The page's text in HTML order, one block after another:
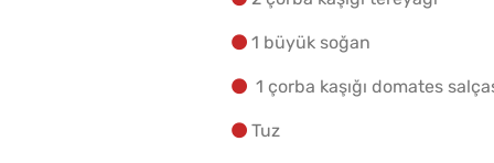
Menemenlik Domates
1 büyük soğan
1 çorba kaşığı domates
Tuz